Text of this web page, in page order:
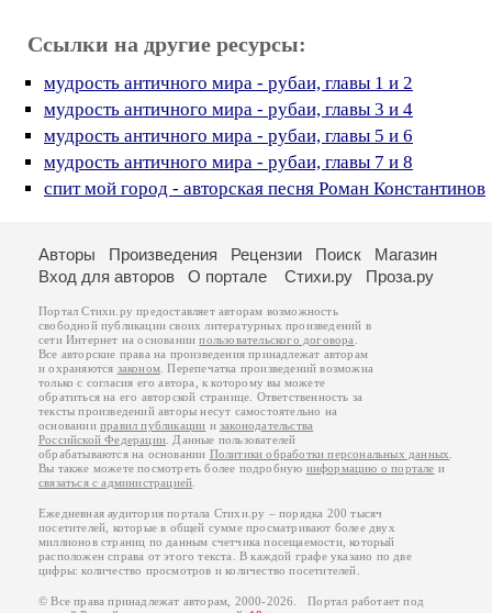
Ссылки на другие ресурсы:
мудрость античного мира - рубаи, главы 1 и 2
мудрость античного мира - рубаи, главы 3 и 4
мудрость античного мира - рубаи, главы 5 и 6
мудрость античного мира - рубаи, главы 7 и 8
спит мой город - авторская песня Роман Константинов
Авторы Произведения Рецензии Поиск
Магазин
Вход для авторов
О портале Стихи.ру Проза.ру
Портал Стихи.ру предоставляет авторам возможность
свободной публикации своих литературных произведений в
сети Интернет на основаниипользовательского договора
Все авторские права на произведения принадлежат авторам
и охраняются законом . Перепечатка произведений возможна
только с согласия его автора, к которому вы можете
обратиться на его авторской странице. Ответственность за
тексты произведений авторы несут самостоятельно на
основанииправил публикации изаконодательства
Российской Федерации . Данные пользователей
обрабатываются на основании Политики обработки персональных данных
Вы также можете посмотреть более подробную информацию о портале и
связаться с администрацией
Ежедневная аудитория портала Стихи.ру – порядка 200 тысяч
посетителей, которые в общей сумме просматривают более двух
миллионов страниц по данным счетчика посещаемости, который
расположен справа от этого текста. В каждой графе указано по две
цифры: количество просмотров и количество посетителей.
© Все права принадлежат авторам, 2000-2026. Портал работает под